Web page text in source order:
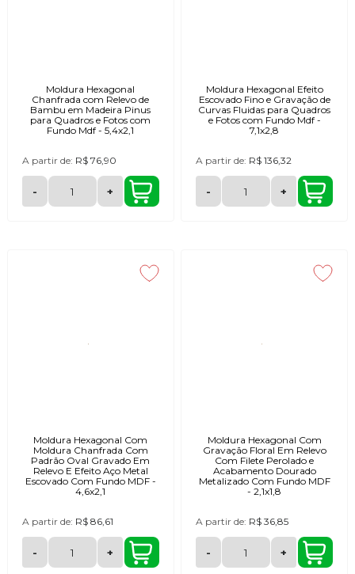
Moldura Hexagonal
Chanfrada com Relevo de
Bambu em Madeira Pinus
para Quadros e Fotos com
Fundo Mdf - 5,4x2,1
A partir de: R$ 76,90
- +
Moldura Hexagonal Efeito
Escovado Fino e Gravação de
Curvas Fluidas para Quadros
e Fotos com Fundo Mdf -
7,1x2,8
A partir de: R$ 136,32
- +
Moldura Hexagonal Com
Moldura Chanfrada Com
Padrão Oval Gravado Em
Relevo E Efeito Aço Metal
Escovado Com Fundo MDF -
4,6x2,1
A partir de: R$ 86,61
- +
Moldura Hexagonal Com
Gravação Floral Em Relevo
Com Filete Perolado e
Acabamento Dourado
Metalizado Com Fundo MDF
- 2,1x1,8
A partir de: R$ 36,85
- +